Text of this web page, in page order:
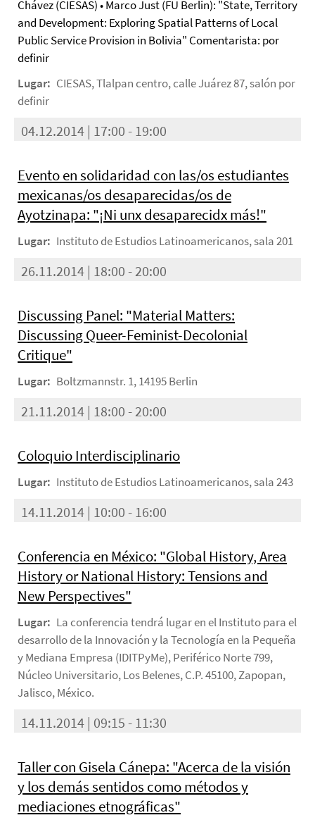
Chávez (CIESAS) • Marco Just (FU Berlin): "State, Territory
and Development: Exploring Spatial Patterns of Local
Public Service Provision in Bolivia" Comentarista: por
definir
Lugar: CIESAS, Tlalpan centro, calle Juárez 87, salón por
definir
04.12.2014 | 17:00 - 19:00
Evento en solidaridad con las/os estudiantes
mexicanas/os desaparecidas/os de
Ayotzinapa: "¡Ni unx desaparecidx más!"
Lugar: Instituto de Estudios Latinoamericanos, sala 201
26.11.2014 | 18:00 - 20:00
Discussing Panel: "Material Matters:
Discussing Queer-Feminist-Decolonial
Critique"
Lugar: Boltzmannstr. 1, 14195 Berlin
21.11.2014 | 18:00 - 20:00
Coloquio Interdisciplinario
Lugar: Instituto de Estudios Latinoamericanos, sala 243
14.11.2014 | 10:00 - 16:00
Conferencia en México: "Global History, Area
History or National History: Tensions and
New Perspectives"
Lugar: La conferencia tendrá lugar en el Instituto para el
desarrollo de la Innovación y la Tecnología en la Pequeña
y Mediana Empresa (IDITPyMe), Periférico Norte 799,
Núcleo Universitario, Los Belenes, C.P. 45100, Zapopan,
Jalisco, México.
14.11.2014 | 09:15 - 11:30
Taller con Gisela Cánepa: "Acerca de la visión
y los demás sentidos como métodos y
mediaciones etnográficas"